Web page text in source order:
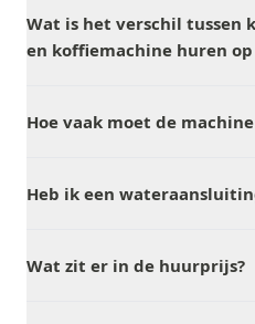
Wat is het verschil tussen
en koffiemachine huren
Hoe vaak moet de
Heb ik een
Wat zit er in de huurprijs?